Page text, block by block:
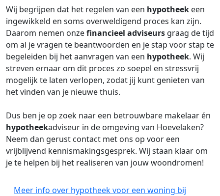
Wij begrijpen dat het regelen van een hypotheek een
ingewikkeld en soms overweldigend proces kan zijn.
Daarom nemen onzefinancieel adviseurs graag de tijd
om al je vragen te beantwoorden en je stap voor stap te
begeleiden bij het aanvragen van een hypotheek. Wij
streven ernaar om dit proces zo soepel en stressvrij
mogelijk te laten verlopen, zodat jij kunt genieten van
het vinden van je nieuwe thuis.
Dus ben je op zoek naar een betrouwbare makelaar én
hypotheekadviseur in de omgeving van Hoevelaken?
Neem dan gerust contact met ons op voor een
vrijblijvend kennismakingsgesprek. Wij staan klaar om
je te helpen bij het realiseren van jouw woondromen!
Meer info over hypotheek voor een woning bij